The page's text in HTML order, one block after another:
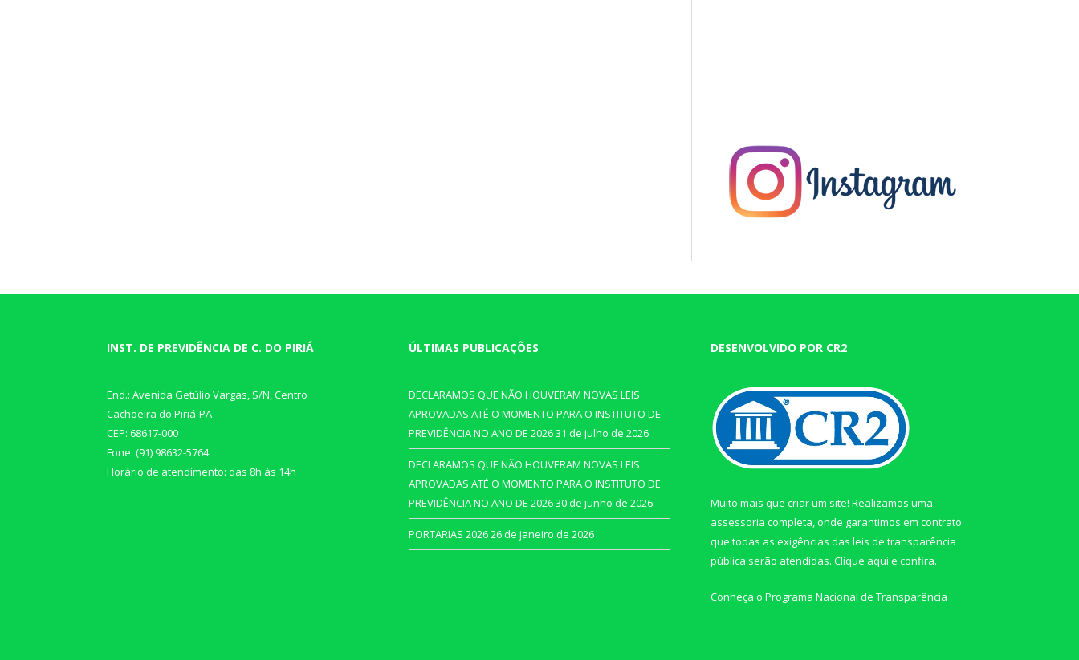
INST. DE PREVIDÊNCIA DE C. DO PIRIÁ
End.: Avenida Getúlio Vargas, S/N, Centro
Cachoeira do Piriá-PA
CEP: 68617-000
Fone: (91) 98632-5764
Horário de atendimento: das 8h às 14h
ÚLTIMAS PUBLICAÇÕES
DECLARAMOS QUE NÃO HOUVERAM NOVAS LEIS
APROVADAS ATÉ O MOMENTO PARA O INSTITUTO DE
PREVIDÊNCIA NO ANO DE 202631 de julho de 2026
DECLARAMOS QUE NÃO HOUVERAM NOVAS LEIS
APROVADAS ATÉ O MOMENTO PARA O INSTITUTO DE
PREVIDÊNCIA NO ANO DE 202630 de junho de 2026
PORTARIAS 202626 de janeiro de 2026
DESENVOLVIDO POR CR2
Muito mais que criar um site! Realizamos uma
assessoria completa, onde garantimos em contrato
que todas as exigências das leis de transparência
pública serão atendidas. Clique aqui e confira.
Conheça o Programa Nacional de Transparência